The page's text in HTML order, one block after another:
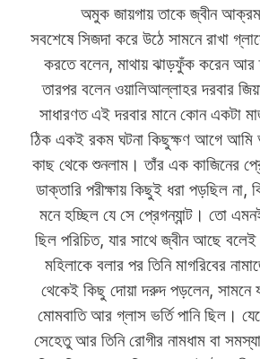
অমুক জায়গায় তাকে জ্বীন
সবশেষে সিজদা করে উঠে সামনে রাখা
করতে বলেন, মাথায় ঝাড়ফুঁক করেন আর
তারপর বলেন ওয়ালিআল্লাহর দরবার
সাধারণত এই দরবার মানে কোন একটা
ঠিক একই রকম ঘটনা কিছুক্ষণ আগে
কাছ থেকে শুনলাম। তাঁর এক কাজিনের
ডাক্তারি পরীক্ষায় কিছুই ধরা পড়ছিল না,
মনে হচ্ছিল যে সে প্রেগন্যান্ট। তো
ছিল পরিচিত, যার সাথে জ্বীন আছে
মহিলাকে বলার পর তিনি মাগরিবের
থেকেই কিছু দোয়া দরুদ পড়লেন, সামনে
মোমবাতি আর গ্লাস ভর্তি পানি ছিল।
সেহেতু আর তিনি রোগীর নামধাম বা